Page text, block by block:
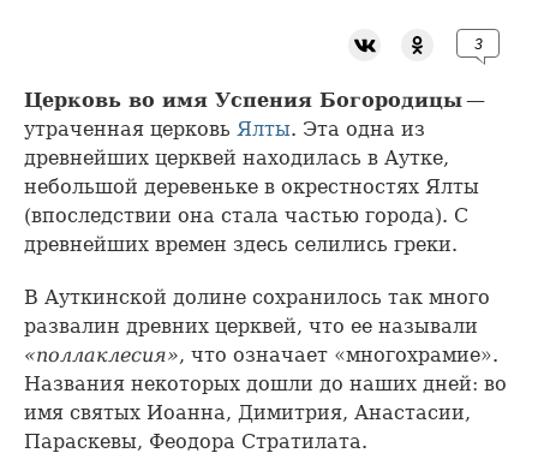
3
Церковь во имя Успения Богородицы—
утраченная церковь Ялты. Эта одна из
древнейших церквей находилась в Аутке,
небольшой деревеньке в окрестностях Ялты
(впоследствии она стала частью города). С
древнейших времен здесь селились греки.
В Ауткинской долине сохранилось так много
развалин древних церквей, что ее называли
«поллаклесия», что означает «многохрамие».
Названия некоторых дошли до наших дней: во
имя святых Иоанна, Димитрия, Анастасии,
Параскевы, Феодора Стратилата.